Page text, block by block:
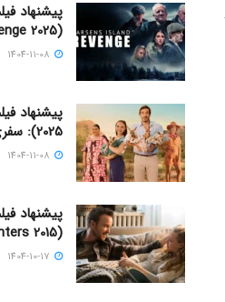
پیشنهاد
(Harsens Island Revenge 2025)
2025): سفری سرتاسر کمدی بامزه
پیشنهاد
(Fathers and Daughters 2015)